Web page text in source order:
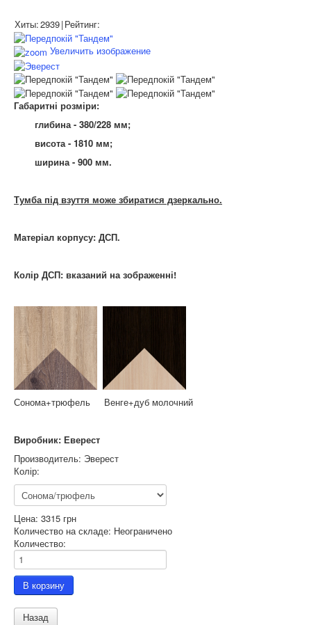
Хиты:2939|Рейтинг:
Увеличить изображение
Габаритні розміри:
глибина - 380/228 мм;
висота - 1810 мм;
ширина - 900 мм.
Тумба під взуття може збиратися дзеркально.
Матеріал корпусу: ДСП.
Колір ДСП: вказаний на зображенні!
Сонома+трюфель Венге+дуб молочний
Виробник: Еверест
Производитель: Эверест
Колір:
Цена: 3315 грн
Количество на складе: Неограничено
Количество: